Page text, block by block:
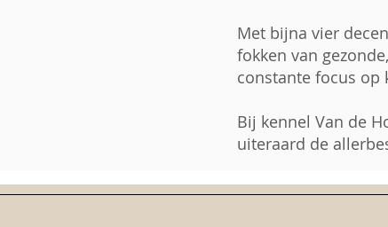
Met bijna vier
fokken van
constante focus op
Bij kennel Van de
uiteraard de